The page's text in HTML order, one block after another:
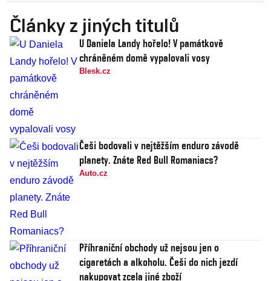
Články z jiných titulů
U Daniela Landy hořelo! V památkově
chráněném domě vypalovali vosy
Blesk.cz
Češi bodovali v nejtěžším enduro závodě
planety. Znáte Red Bull Romaniacs?
Auto.cz
Příhraniční obchody už nejsou jen o
cigaretách a alkoholu. Češi do nich jezdí
nakupovat zcela jiné zboží